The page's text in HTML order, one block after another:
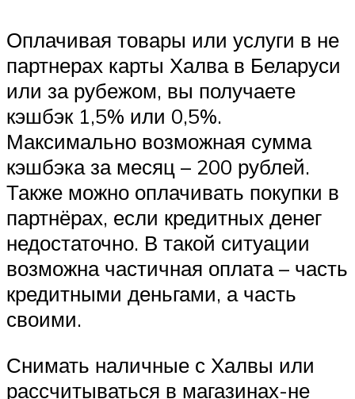
Оплачивая товары или услуги в не
партнерах карты Халва в Беларуси
или за рубежом, вы получаете
кэшбэк 1,5% или 0,5%.
Максимально возможная сумма
кэшбэка за месяц – 200 рублей.
Также можно оплачивать покупки в
партнёрах, если кредитных денег
недостаточно. В такой ситуации
возможна частичная оплата – часть
кредитными деньгами, а часть
своими.
Снимать наличные с Халвы или
рассчитываться в магазинах-не